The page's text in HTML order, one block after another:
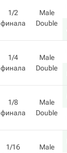
1/2
финала
Male
Double
1/4
финала
Male
Double
1/8
финала
Male
Double
1/16
Male